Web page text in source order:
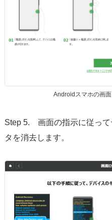
Androidスマホの画
Step 5. 画面の指示に従って
タを消去します。